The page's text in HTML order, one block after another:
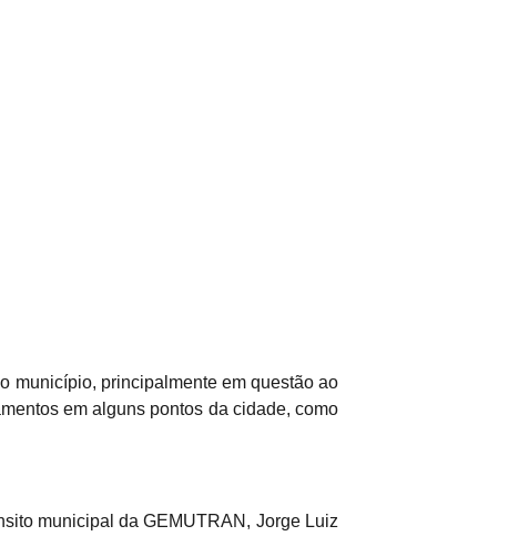
município, principalmente em questão ao
em alguns pontos da cidade, como
municipal da GEMUTRAN, Jorge Luiz